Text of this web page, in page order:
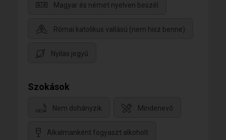
Magyar és német nyelven beszél
Római katolikus vallású (nem hisz benne)
Nyilas jegyű
Szokások
Nem dohányzik Mindenevő
Alkalmanként fogyaszt alkoholt